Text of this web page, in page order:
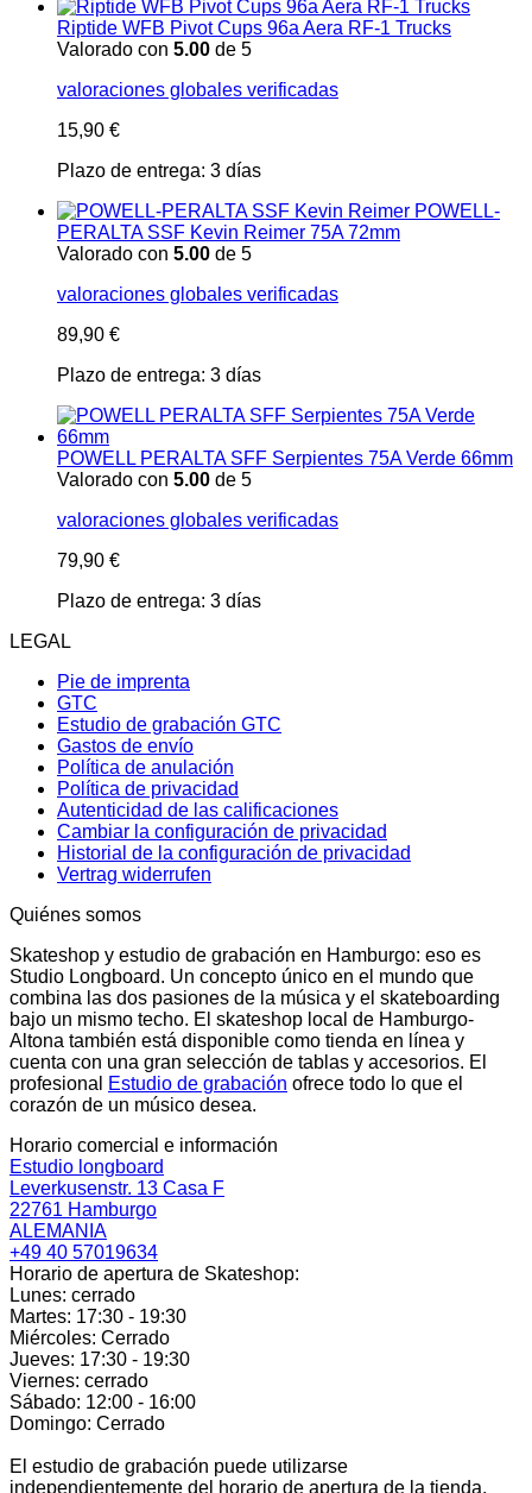
Riptide WFB Pivot Cups 96a Aera RF-1 Trucks
Valorado con 5.00 de 5
valoraciones globales verificadas
15,90 €
Plazo de entrega: 3 días
POWELL-
PERALTA SSF Kevin Reimer 75A 72mm
Valorado con 5.00 de 5
valoraciones globales verificadas
89,90 €
Plazo de entrega: 3 días
POWELL PERALTA SFF Serpientes 75A Verde 66mm
Valorado con 5.00 de 5
valoraciones globales verificadas
79,90 €
Plazo de entrega: 3 días
LEGAL
Pie de imprenta
GTC
Estudio de grabación GTC
Gastos de envío
Política de anulación
Política de privacidad
Autenticidad de las calificaciones
Cambiar la configuración de privacidad
Historial de la configuración de privacidad
Vertrag widerrufen
Quiénes somos
Skateshop y estudio de grabación en Hamburgo: eso es
Studio Longboard. Un concepto único en el mundo que
combina las dos pasiones de la música y el skateboarding
bajo un mismo techo. El skateshop local de Hamburgo-
Altona también está disponible como tienda en línea y
cuenta con una gran selección de tablas y accesorios. El
profesional Estudio de grabación ofrece todo lo que el
corazón de un músico desea.
Horario comercial e información
Estudio longboard
Leverkusenstr. 13 Casa F
22761 Hamburgo
ALEMANIA
+49 40 57019634
Horario de apertura de Skateshop:
Lunes: cerrado
Martes: 17:30 - 19:30
Miércoles: Cerrado
Jueves: 17:30 - 19:30
Viernes: cerrado
Sábado: 12:00 - 16:00
Domingo: Cerrado
El estudio de grabación puede utilizarse
independientemente del horario de apertura de la tienda.